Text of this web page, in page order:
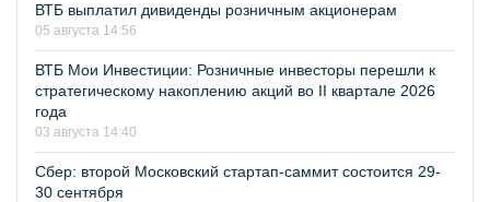
ВТБ выплатил дивиденды розничным акционерам
05 августа 14:56
ВТБ Мои Инвестиции: Розничные инвесторы перешли к
стратегическому накоплению акций во II квартале 2026
года
03 августа 14:40
Сбер: второй Московский стартап-саммит состоится 29-
30 сентября